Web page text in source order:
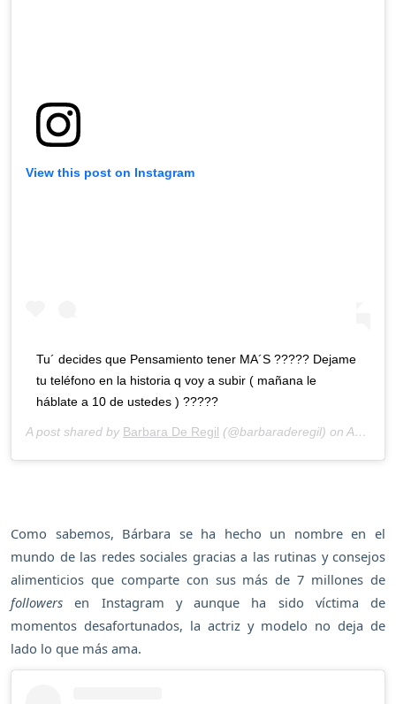
View this post on Instagram
Tu´ decides que Pensamiento tener MA´S ????? Dejame
tu teléfono en la historia q voy a subir ( mañana le
háblate a 10 de ustedes ) ?????
A post shared by Barbara De Regil (@barbaraderegil) on Aug 19, 2020 at 5:34pm PDT
Como sabemos, Bárbara se ha hecho un nombre en el
mundo de las redes sociales gracias a las rutinas y consejos
alimenticios que comparte con sus más de 7 millones de
followersen Instagram y aunque ha sido víctima de
momentos desafortunados, la actriz y modelo no deja de
lado lo que más ama.